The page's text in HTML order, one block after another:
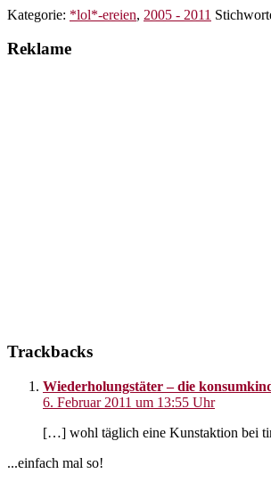
Kategorie: *lol*-ereien, 2005 - 2011
Reklame
Interaktionen
Trackbacks
Wiederholungstäter – die
6. Februar 2011 um 13:55 Uhr
[…] wohl täglich eine Kunstaktion bei
Seitenspalte
...einfach mal so!